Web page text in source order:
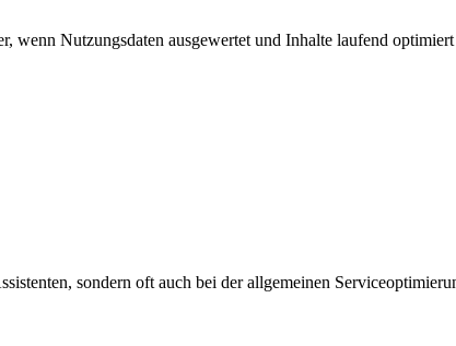
wenn Nutzungsdaten ausgewertet und Inhalte laufend
sondern oft auch bei der allgemeinen